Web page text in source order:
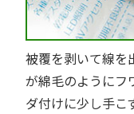
被覆を剥いて線を
が綿毛のようにフ
ダ付けに少し手こ